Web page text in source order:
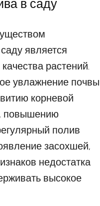
в саду
является
растений.
увлажнение почвы
корневой
повышению
полив
засохшей,
недостатка
высокое